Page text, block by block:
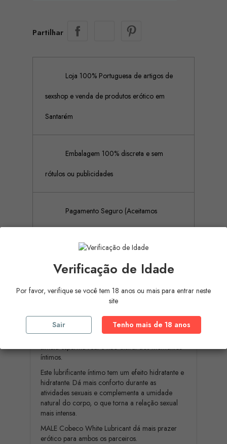
Partilhar
Loja 100% Portuguesa de artigos de
sexshop e venda de produtos erótico em
Santarém
Embalagem 100% discreta e sem
rótulos ou publicidades
Pagamento Seguro (Aceitamos
e cartões de crédito)
Detalhes do produto
MALE Cobeco White Lubricant é um lubrificante
íntimo à base de água. A cor branca natural
simula esperma real e não distrai dos momentos
íntimos.
Este lubrificante íntimo tem um efeito hidratante e
hidratante. Dá mais conforto durante as
atividades sexuais e complementa a umidade
natural do corpo, o que torna a relação sexual
mais intensa.
MALE Cobeco White Lubricant dá mais prazer
erótico para ambos os parceiros.
Verificação de Idade
Por favor, verifique se você tem 18 anos ou mais para entrar neste
site
Sair Tenho mais de 18 anos